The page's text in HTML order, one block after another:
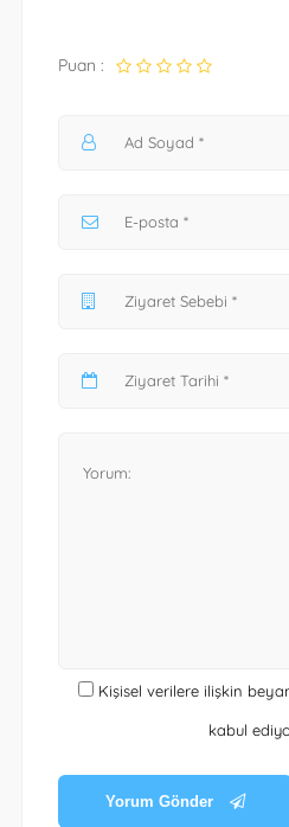
Puan :
Kişisel verilere ilişkin
kabul
Yorum Gönder